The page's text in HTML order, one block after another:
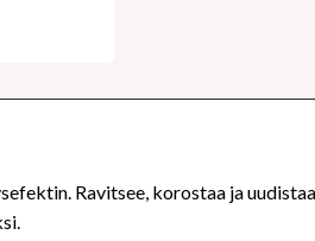
Ravitsee, korostaa ja